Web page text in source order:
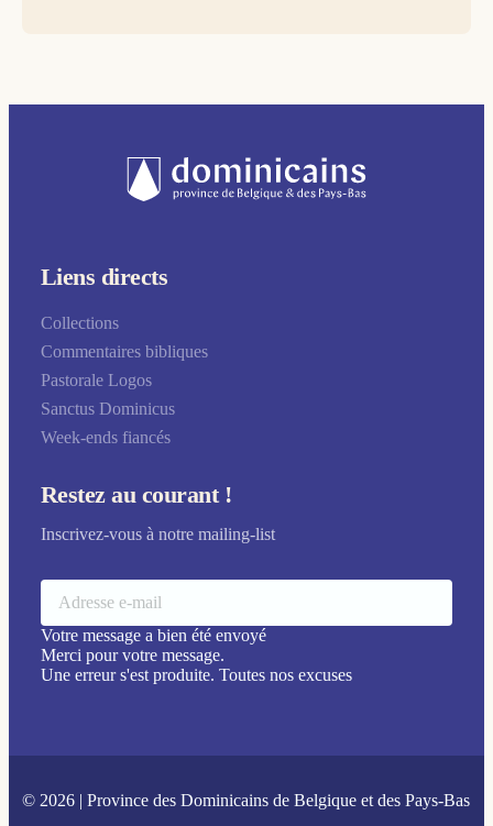
Liens directs
Collections
Commentaires bibliques
Pastorale Logos
Sanctus Dominicus
Week-ends fiancés
Restez au courant !
Inscrivez-vous à notre mailing-list
Votre message a bien été envoyé
Merci pour votre message.
Une erreur s'est produite. Toutes nos excuses
© 2026 | Province des Dominicains de Belgique et des Pays-Bas